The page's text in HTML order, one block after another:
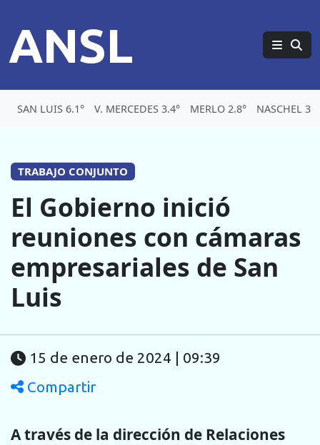
ANSL
SAN LUIS 6.1° V. MERCEDES 3.4° MERLO 2.8° NASCHEL
TRABAJO CONJUNTO
El Gobierno inició
reuniones con cámaras
empresariales de San
Luis
15 de enero de 2024 | 09:39
Compartir
A través de la dirección de Relaciones